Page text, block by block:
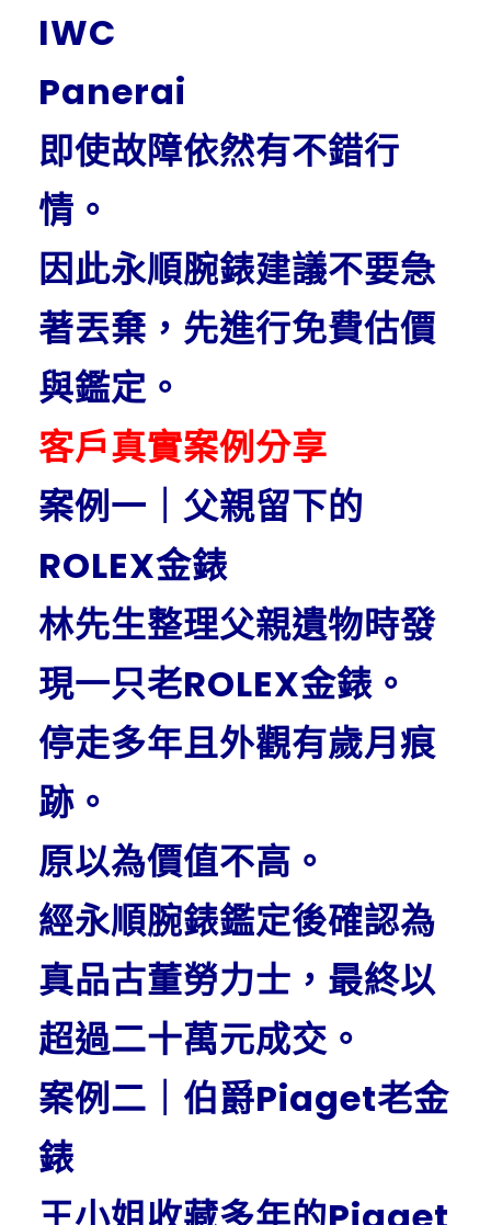
IWC
Panerai
即使故障依然有不錯行
情。
因此永順腕錶建議不要急
著丟棄，先進行免費估價
與鑑定。
客戶真實案例分享
案例一｜父親留下的
ROLEX金錶
林先生整理父親遺物時發
現一只老ROLEX金錶。
停走多年且外觀有歲月痕
跡。
原以為價值不高。
經永順腕錶鑑定後確認為
真品古董勞力士，最終以
超過二十萬元成交。
案例二｜伯爵Piaget老金
錶